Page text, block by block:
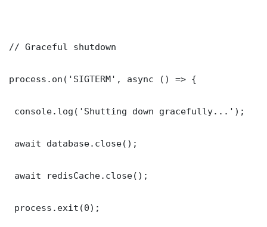
// Graceful shutdown
process.on('SIGTERM', async () => {
console.log('Shutting down gracefully...');
await database.close();
await redisCache.close();
process.exit(0);